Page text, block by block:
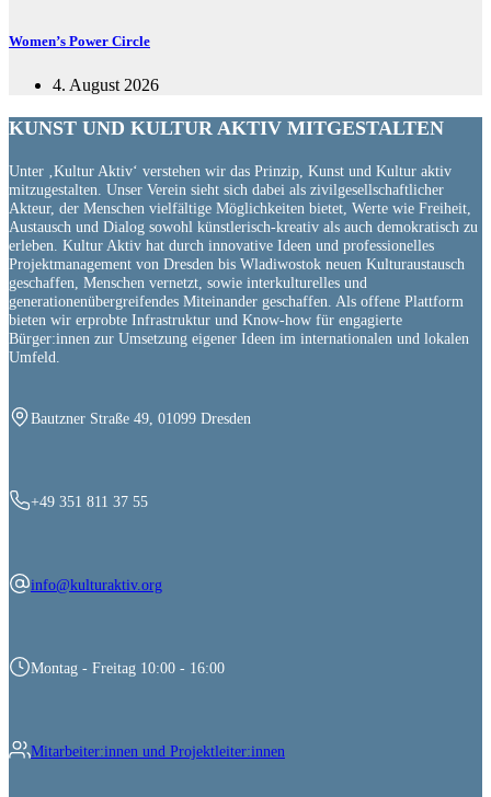
Women’s Power Circle
4. August 2026
KUNST UND KULTUR AKTIV MITGESTALTEN
Unter ‚Kultur Aktiv‘ verstehen wir das Prinzip, Kunst und Kultur aktiv
mitzugestalten. Unser Verein sieht sich dabei als zivilgesellschaftlicher
Akteur, der Menschen vielfältige Möglichkeiten bietet, Werte wie Freiheit,
Austausch und Dialog sowohl künstlerisch-kreativ als auch demokratisch zu
erleben. Kultur Aktiv hat durch innovative Ideen und professionelles
Projektmanagement von Dresden bis Wladiwostok neuen Kulturaustausch
geschaffen, Menschen vernetzt, sowie interkulturelles und
generationenübergreifendes Miteinander geschaffen. Als offene Plattform
bieten wir erprobte Infrastruktur und Know-how für engagierte
Bürger:innen zur Umsetzung eigener Ideen im internationalen und lokalen
Umfeld.
Bautzner Straße 49, 01099 Dresden
+49 351 811 37 55
info@kulturaktiv.org
Montag - Freitag 10:00 - 16:00
Mitarbeiter:innen und Projektleiter:innen